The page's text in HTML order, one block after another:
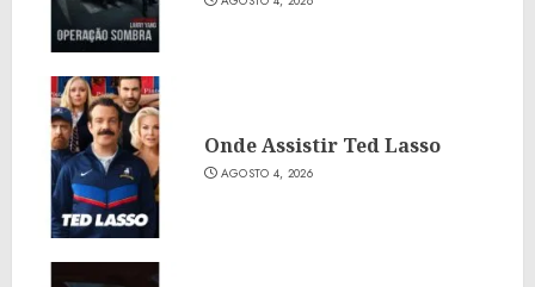
Onde Assistir Ted Lasso
AGOSTO 4, 2026